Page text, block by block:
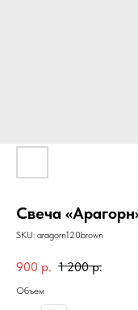
Свеча
SKU: aragorn120brown
900 р. 1 200 р.
Объем